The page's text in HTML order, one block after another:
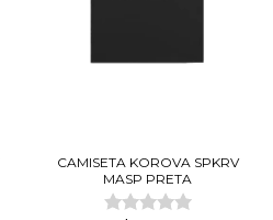
CAMISETA KOROVA SPKRV
MASP PRETA